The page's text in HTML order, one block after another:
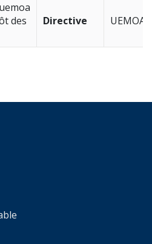
des
Directive UEMOA